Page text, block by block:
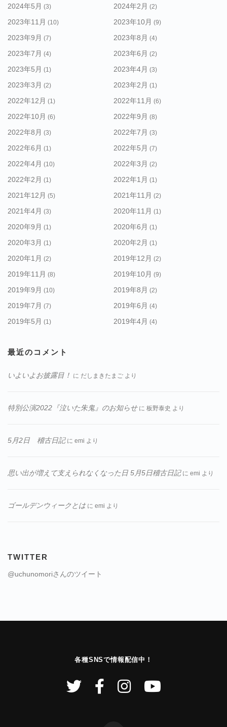
2024年5月 (3) 2024年2月 (2)
2023年11月 (10) 2023年10月 (9)
2023年9月 (7) 2023年8月 (4)
2023年7月 (4) 2023年6月 (2)
2023年5月 (1) 2023年4月 (3)
2023年3月 (2) 2023年2月 (1)
2022年12月 (1) 2022年11月 (6)
2022年10月 (6) 2022年9月 (8)
2022年8月 (3) 2022年7月 (3)
2022年6月 (1) 2022年5月 (7)
2022年4月 (10) 2022年3月 (2)
2022年2月 (1) 2022年1月 (1)
2021年12月 (5) 2021年11月 (2)
2021年4月 (3) 2020年11月 (1)
2020年9月 (1) 2020年6月 (1)
2020年3月 (1) 2020年2月 (1)
2020年1月 (2) 2019年12月 (2)
2019年11月 (8) 2019年10月 (9)
2019年9月 (10) 2019年8月 (2)
2019年7月 (7) 2019年6月 (4)
2019年5月 (1) 2019年4月 (4)
最近のコメント
いよいよお披露目！ に だしまきたまご より
特別公演2022『泣いた朱鬼』のお知らせに 板野泰史 より
5月2日 稽古日記に emi より
思い出が増えて支えられなくなった日 5月5日稽古日記に emi より
ゴールデンウィークとはに emi より
TWITTER
@uchunomoriさんのツイート
各種SNSで情報配信中！